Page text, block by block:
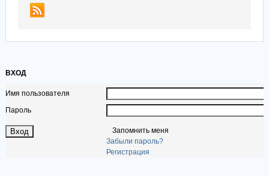
ВХОД
Имя пользователя
Пароль
Запомнить меня
Забыли пароль?
Регистрация